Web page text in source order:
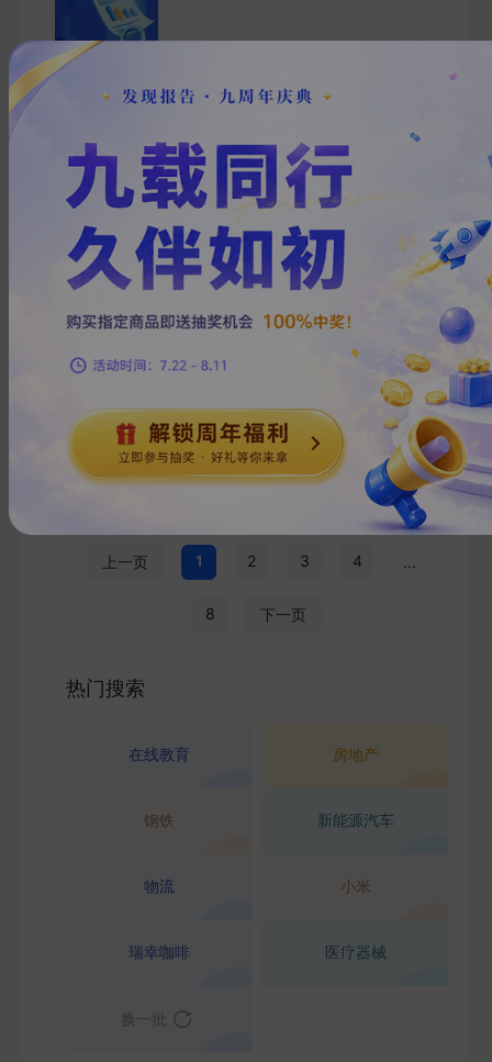
每日港股简评
2023-05-09
马银证券(香港)
自***
页
马银证券(香港)
上一页 1 2 3 4 ...
8 下一页
热门搜索
在线教育 房地产
钢铁 新能源汽车
物流 小米
瑞幸咖啡 医疗器械
换一批